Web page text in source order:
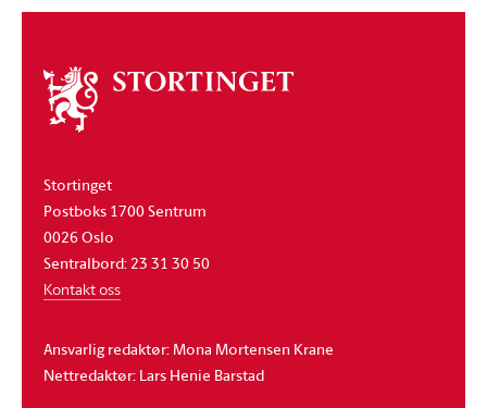
Om
stortinget
Stortinget
Postboks 1700 Sentrum
0026 Oslo
Sentralbord: 23 31 30 50
Kontakt oss
Ansvarlig redaktør: Mona Mortensen Krane
Nettredaktør: Lars Henie Barstad